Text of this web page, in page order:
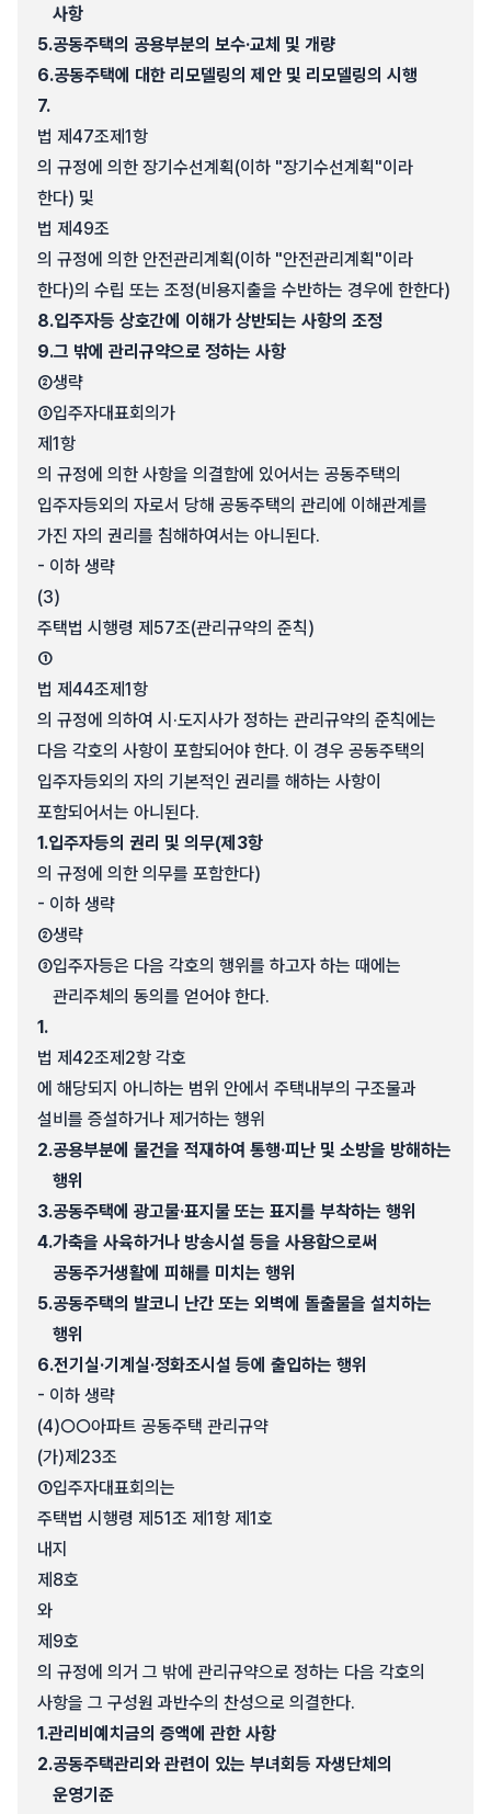
사항
5.공동주택의 공용부분의 보수·교체 및 개량
6.공동주택에 대한 리모델링의 제안 및 리모델링의 시행
7.
법 제47조제1항
의 규정에 의한 장기수선계획(이하 "장기수선계획"이라
한다) 및
법 제49조
의 규정에 의한 안전관리계획(이하 "안전관리계획"이라
한다)의 수립 또는 조정(비용지출을 수반하는 경우에 한한다)
8.입주자등 상호간에 이해가 상반되는 사항의 조정
9.그 밖에 관리규약으로 정하는 사항
②생략
③입주자대표회의가
제1항
의 규정에 의한 사항을 의결함에 있어서는 공동주택의
입주자등외의 자로서 당해 공동주택의 관리에 이해관계를
가진 자의 권리를 침해하여서는 아니된다.
- 이하 생략
(3)
주택법 시행령 제57조(관리규약의 준칙)
①
법 제44조제1항
의 규정에 의하여 시·도지사가 정하는 관리규약의 준칙에는
다음 각호의 사항이 포함되어야 한다. 이 경우 공동주택의
입주자등외의 자의 기본적인 권리를 해하는 사항이
포함되어서는 아니된다.
1.입주자등의 권리 및 의무(제3항
의 규정에 의한 의무를 포함한다)
- 이하 생략
②생략
③입주자등은 다음 각호의 행위를 하고자 하는 때에는
관리주체의 동의를 얻어야 한다.
1.
법 제42조제2항 각호
에 해당되지 아니하는 범위 안에서 주택내부의 구조물과
설비를 증설하거나 제거하는 행위
2.공용부분에 물건을 적재하여 통행·피난 및 소방을 방해하는
행위
3.공동주택에 광고물·표지물 또는 표지를 부착하는 행위
4.가축을 사육하거나 방송시설 등을 사용함으로써
공동주거생활에 피해를 미치는 행위
5.공동주택의 발코니 난간 또는 외벽에 돌출물을 설치하는
행위
6.전기실·기계실·정화조시설 등에 출입하는 행위
- 이하 생략
(4)○○아파트 공동주택 관리규약
(가)제23조
①입주자대표회의는
주택법 시행령 제51조 제1항 제1호
내지
제8호
와
제9호
의 규정에 의거 그 밖에 관리규약으로 정하는 다음 각호의
사항을 그 구성원 과반수의 찬성으로 의결한다.
1.관리비예치금의 증액에 관한 사항
2.공동주택관리와 관련이 있는 부녀회등 자생단체의
운영기준